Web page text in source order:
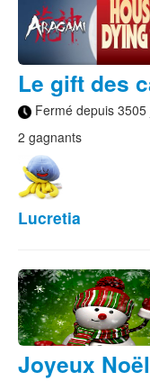
Le gift des
Fermé depuis 3505
2 gagnants
Lucretia
Joyeux